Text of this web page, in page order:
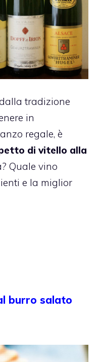
tradizione
in
regale, è
di vitello alla
Quale vino
e la miglior
burro salato